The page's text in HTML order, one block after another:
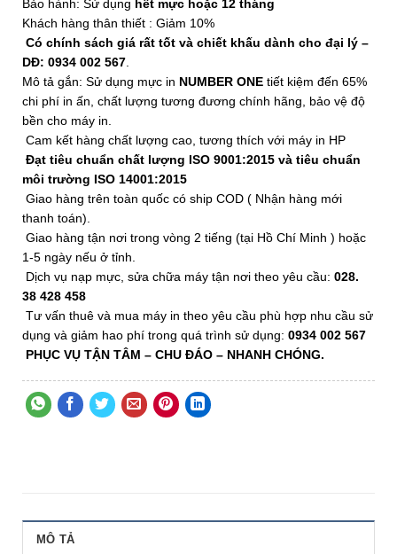
Bảo hành: Sử dụng hết mực hoặc 12 tháng
Khách hàng thân thiết : Giảm 10%
Có chính sách giá rất tốt và chiết khấu dành cho đại lý –
DĐ: 0934 002 567
Mô tả gắn: Sử dụng mực in NUMBER ONE tiết kiệm đến 65%
chi phí in ấn, chất lượng tương đương chính hãng, bảo vệ độ
bền cho máy in.
Cam kết hàng chất lượng cao, tương thích với máy in HP
Đạt tiêu chuẩn chất lượng ISO 9001:2015 và tiêu chuẩn
môi trường ISO 14001:2015
Giao hàng trên toàn quốc có ship COD ( Nhận hàng mới
thanh toán).
Giao hàng tận nơi trong vòng 2 tiếng (tại Hồ Chí Minh ) hoặc
1-5 ngày nếu ở tỉnh.
Dịch vụ nạp mực, sửa chữa máy tận nơi theo yêu cầu: 028.
38 428 458
Tư vấn thuê và mua máy in theo yêu cầu phù hợp nhu cầu sử
dụng và giảm hao phí trong quá trình sử dụng: 0934 002 567
PHỤC VỤ TẬN TÂM – CHU ĐÁO – NHANH CHÓNG.
MÔ TẢ